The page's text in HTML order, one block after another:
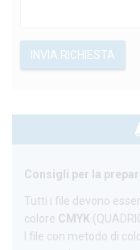
INVIA RICHIESTA
Consigli per la
Tutti i file devono
colore CMYK
I file con metodo di